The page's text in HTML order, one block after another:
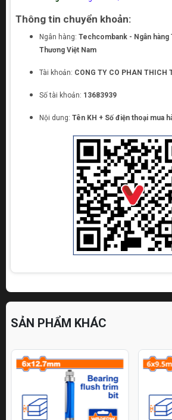
Thông tin chuyển khoản:
Ngân hàng: Techcombank - Ngân hàng
Thương Việt Nam
Tài khoản: CONG TY CO PHAN THICH
Số tài khoản: 13683939
Nội dung: Tên KH + Số điện thoại mua
SẢN PHẨM KHÁC